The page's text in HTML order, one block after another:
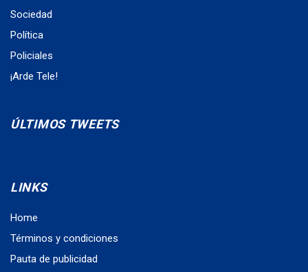
Sociedad
Política
Policiales
¡Arde Tele!
ÚLTIMOS TWEETS
LINKS
Home
Términos y condiciones
Pauta de publicidad